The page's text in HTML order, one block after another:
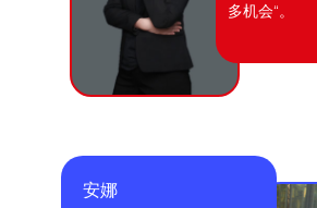
安娜
多机会“。